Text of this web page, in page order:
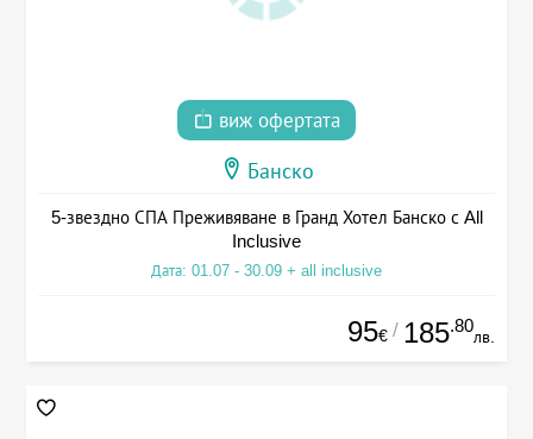
виж офертата
Банско
5-звездно СПА Преживяване в Гранд Хотел Банско с All
Inclusive
Дата: 01.07 - 30.09 + all inclusive
95€ / 185.80
лв.